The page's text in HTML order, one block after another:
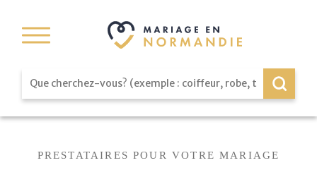
PRESTATAIRES POUR VOTRE MARIAGE